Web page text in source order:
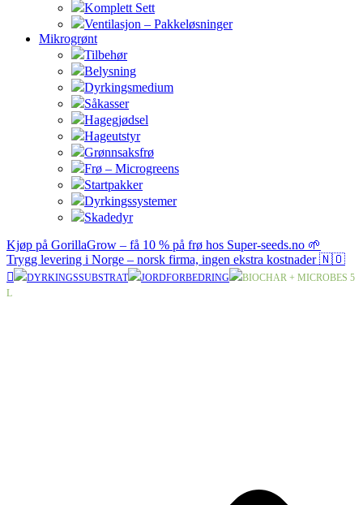
Komplett Sett
Ventilasjon – Pakkeløsninger
Mikrogrønt
Tilbehør
Belysning
Dyrkingsmedium
Såkasser
Hagegjødsel
Hageutstyr
Grønnsaksfrø
Frø – Microgreens
Startpakker
Dyrkingssystemer
Skadedyr
Kjøp på GorillaGrow – få 10 % på frø hos Super-seeds.no 🌱
Trygg levering i Norge – norsk firma, ingen ekstra kostnader 🇳🇴
DYRKINGSSUBSTRAT JORDFORBEDRING
BIOCHAR + MICROBES 5
L